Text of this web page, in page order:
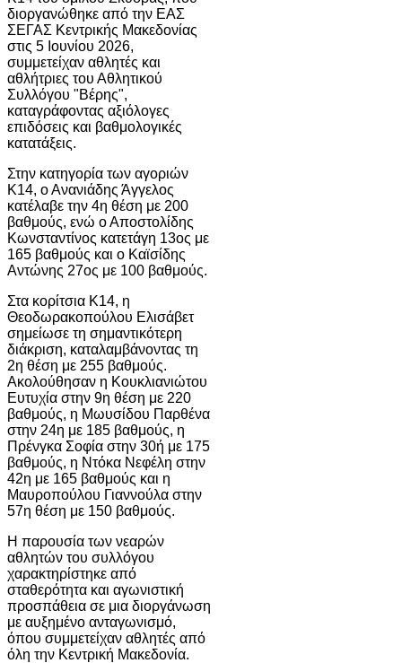
διοργανώθηκε από την ΕΑΣ
ΣΕΓΑΣ Κεντρικής Μακεδονίας
στις 5 Ιουνίου 2026,
συμμετείχαν αθλητές και
αθλήτριες του Αθλητικού
Συλλόγου "Βέρης",
καταγράφοντας αξιόλογες
επιδόσεις και βαθμολογικές
κατατάξεις.
Στην κατηγορία των αγοριών
Κ14, ο Ανανιάδης Άγγελος
κατέλαβε την 4η θέση με 200
βαθμούς, ενώ ο Αποστολίδης
Κωνσταντίνος κατετάγη 13ος με
165 βαθμούς και ο Καϊσίδης
Αντώνης 27ος με 100 βαθμούς.
Στα κορίτσια Κ14, η
Θεοδωρακοπούλου Ελισάβετ
σημείωσε τη σημαντικότερη
διάκριση, καταλαμβάνοντας τη
2η θέση με 255 βαθμούς.
Ακολούθησαν η Κουκλιανιώτου
Ευτυχία στην 9η θέση με 220
βαθμούς, η Μωυσίδου Παρθένα
στην 24η με 185 βαθμούς, η
Πρένγκα Σοφία στην 30ή με 175
βαθμούς, η Ντόκα Νεφέλη στην
42η με 165 βαθμούς και η
Μαυροπούλου Γιαννούλα στην
57η θέση με 150 βαθμούς.
Η παρουσία των νεαρών
αθλητών του συλλόγου
χαρακτηρίστηκε από
σταθερότητα και αγωνιστική
προσπάθεια σε μια διοργάνωση
με αυξημένο ανταγωνισμό,
όπου συμμετείχαν αθλητές από
όλη την Κεντρική Μακεδονία.